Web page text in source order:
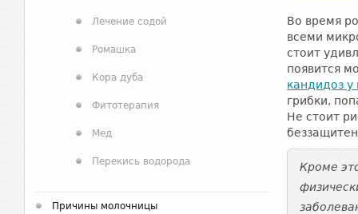
Лечение содой
Ромашка
Кора дуба
Фитотерапия
Мед
Перекись водорода
Причины молочницы
Во время
всеми
стоит
появится
кандидоз
грибки,
Не стоит
Кроме